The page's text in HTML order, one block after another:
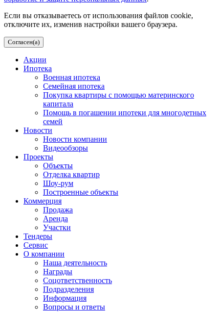
Если вы отказываетесь от использования файлов cookie,
отключите их, изменив настройки вашего браузера.
Согласен(а)
Акции
Ипотека
Военная ипотека
Семейная ипотека
Покупка квартиры с помощью материнского
капитала
Помощь в погашении ипотеки для многодетных
семей
Новости
Новости компании
Видеообзоры
Проекты
Объекты
Отделка квартир
Шоу-рум
Построенные объекты
Коммерция
Продажа
Аренда
Участки
Тендеры
Сервис
О компании
Наша деятельность
Награды
Соцответственность
Подразделения
Информация
Вопросы и ответы